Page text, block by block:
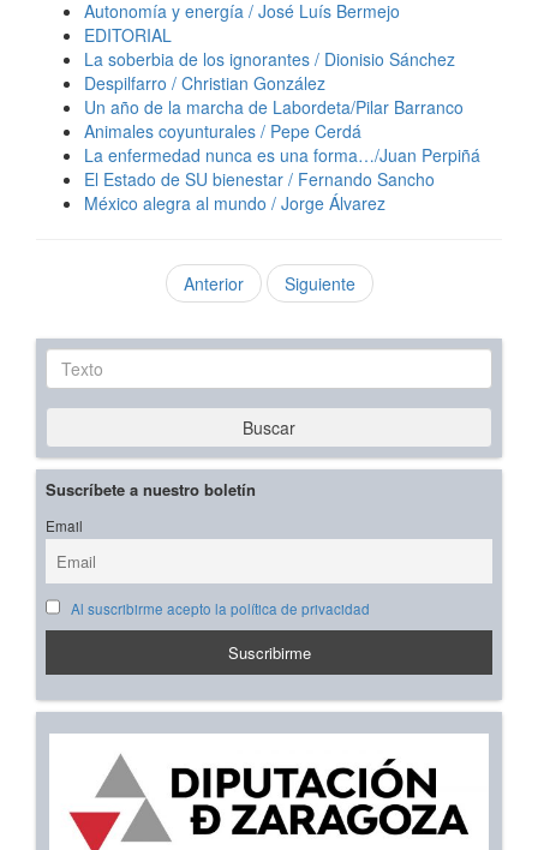
Autonomía y energía / José Luís Bermejo
EDITORIAL
La soberbia de los ignorantes / Dionisio Sánchez
Despilfarro / Christian González
Un año de la marcha de Labordeta/Pilar Barranco
Animales coyunturales / Pepe Cerdá
La enfermedad nunca es una forma…/Juan Perpiñá
El Estado de SU bienestar / Fernando Sancho
México alegra al mundo / Jorge Álvarez
Anterior Siguiente
Texto
Buscar
Suscríbete a nuestro boletín
Email
Al suscribirme acepto la política de privacidad